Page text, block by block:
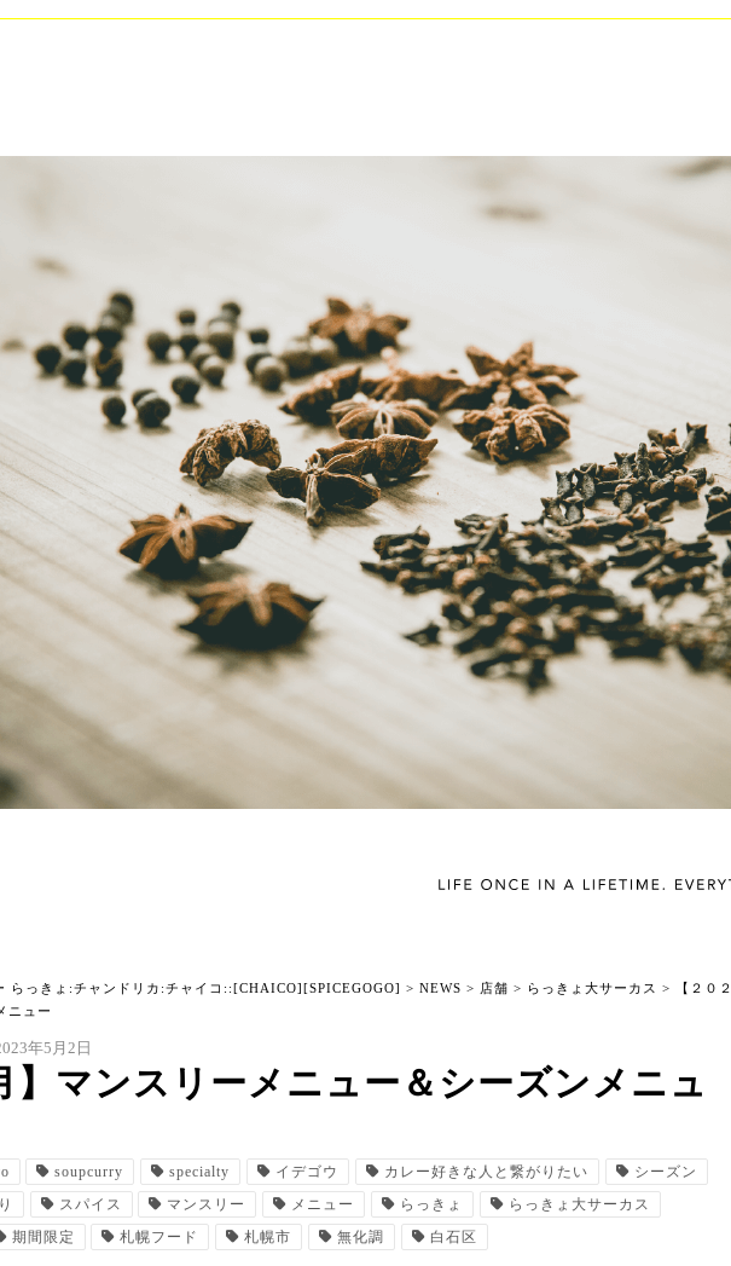
らっきょ:チャンドリカ:チャイコ::[CHAICO][SPICEGOGO] > NEWS > 店舗 > らっきょ大サーカス >
【２０２
ニュー
年5月2日
】マンスリーメニュー＆シーズンメニュ
soupcurry specialty イデゴウ カレー好きな人と繋がりたい
シーズン
スパイス マンスリー メニュー らっきょ
らっきょ大サーカス
期間限定 札幌フード 札幌市 無化調 白石区